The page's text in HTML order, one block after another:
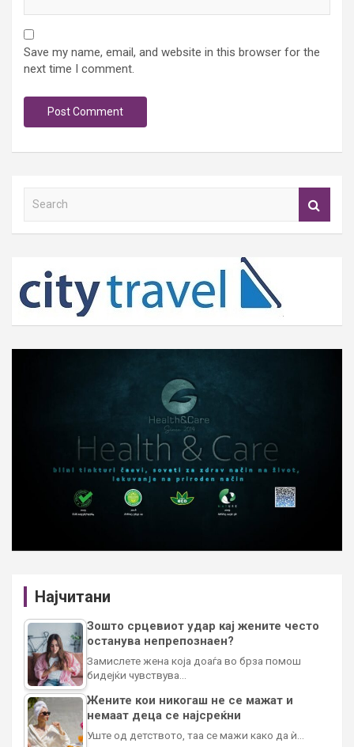
Save my name, email, and website in this browser for the
next time I comment.
h
Најчитани
Зошто срцевиот удар кај жените често
останува непрепознаен?
Замислете жена која доаѓа во брза помош
бидејќи чувствува…
Жените кои никогаш не се мажат и
немаат деца се најсреќни
Уште од детството, таа се мажи како да ѝ…